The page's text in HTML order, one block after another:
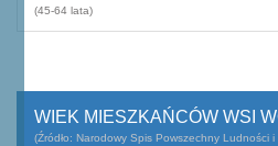
(45-64 lata)
WIEK MIESZKAŃCÓW WSI
(Źródło: Narodowy Spis Powszechny Ludności